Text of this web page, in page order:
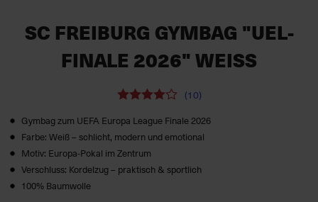
SC FREIBURG GYMBAG "UEL-
FINALE 2026" WEISS
(10)
Gymbag zum UEFA Europa League Finale 2026
Farbe: Weiß – schlicht, modern und emotional
Motiv: Europa‑Pokal im Zentrum
Verschluss: Kordelzug – praktisch & sportlich
100% Baumwolle